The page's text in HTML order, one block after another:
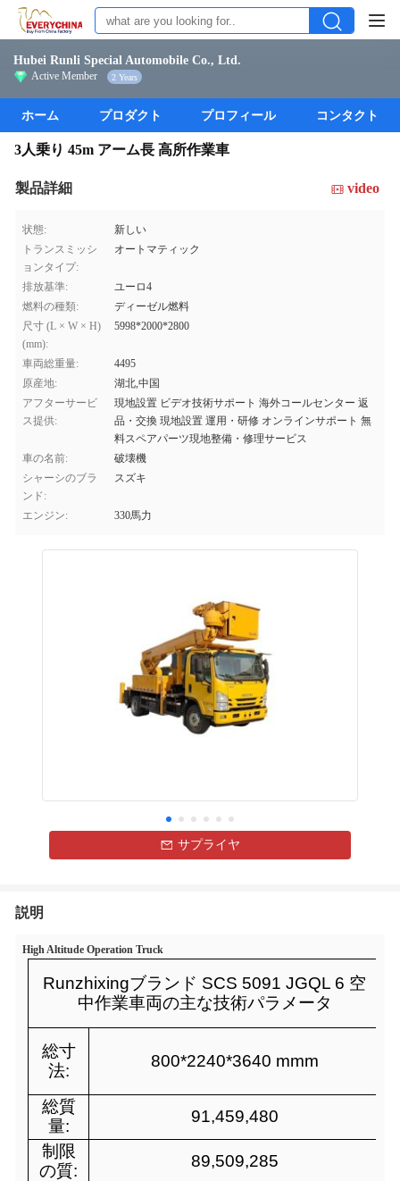
Hubei Runli Special Automobile Co., Ltd.
Active Member 2 Years
ホーム プロダクト プロフィール コンタクト
3人乗り 45m アーム長 高所作業車
製品詳細 video
状態:
新しい
トランスミッシ
ョンタイプ:
オートマティック
排放基準:
ユーロ4
燃料の種類:
ディーゼル燃料
尺寸 (L × W × H)
(mm):
5998*2000*2800
車両総重量:
4495
原産地:
湖北,中国
アフターサービ
ス提供:
現地設置 ビデオ技術サポート 海外コールセンター 返
品・交換 現地設置 運用・研修 オンラインサポート 無
料スペアパーツ現地整備・修理サービス
車の名前:
破壊機
シャーシのブラ
ンド:
スズキ
エンジン: 330馬力
サプライヤ
説明
High Altitude Operation Truck
Runzhixingブランド SCS 5091 JGQL 6 空
中作業車両の主な技術パラメータ
総寸
法:
800*2240*3640 mmm
総質
量:
91,459,480
制限
の質:
89,509,285